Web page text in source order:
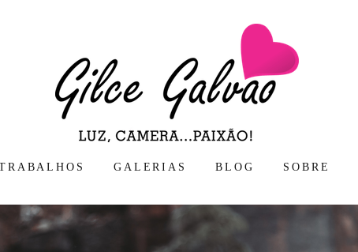
GALERIAS BLOG SOBRE